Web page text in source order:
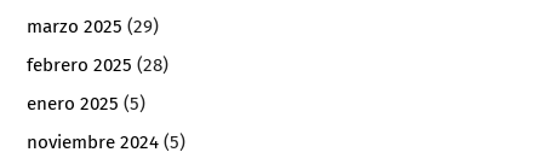
marzo 2025 (29)
febrero 2025 (28)
enero 2025 (5)
noviembre 2024 (5)